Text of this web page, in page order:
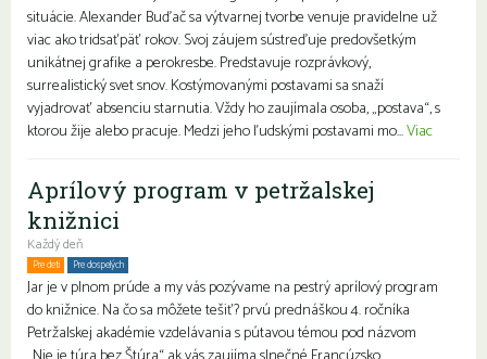
situácie. Alexander Buďač sa výtvarnej tvorbe venuje pravidelne už
viac ako tridsaťpäť rokov. Svoj záujem sústreďuje predovšetkým
unikátnej grafike a perokresbe. Predstavuje rozprávkový,
surrealistický svet snov. Kostýmovanými postavami sa snaží
vyjadrovať absenciu starnutia. Vždy ho zaujímala osoba, „postava“, s
ktorou žije alebo pracuje. Medzi jeho ľudskými postavami mo...Viac
Aprílový program v petržalskej
knižnici
Každý deň
Pre deti Pre dospelých
Jar je v plnom prúde a my vás pozývame na pestrý aprílový program
do knižnice. Na čo sa môžete tešiť? prvú prednáškou 4. ročníka
Petržalskej akadémie vzdelávania s pútavou témou pod názvom